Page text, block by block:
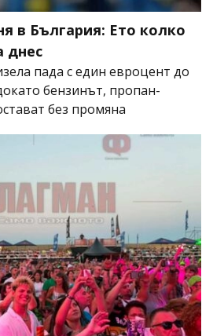
в България: Ето колко
днес
пада с един евроцент до
бензинът, пропан-
без промяна